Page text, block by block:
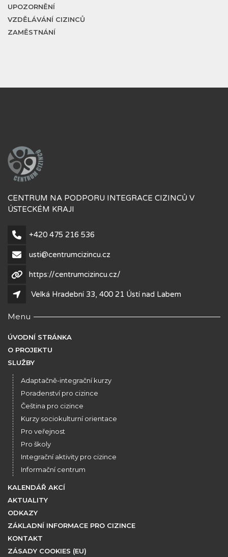
UPOZORNĚNÍ
VZDĚLÁVÁNÍ CIZINCŮ
ZAMĚSTNÁNÍ
CENTRUM NA PODPORU INTEGRACE CIZINCŮ V
ÚSTECKÉM KRAJI
+420 475 216 536
usti@centrumcizincu.cz
https://centrumcizincu.cz/
Velká Hradební 33, 400 21 Ústí nad Labem
Menu
ÚVODNÍ STRÁNKA
O PROJEKTU
SLUŽBY
Adaptačně-integrační kurzy
Poradenství pro cizince
Čeština pro cizince
Kurzy sociokulturní orientace
Pro veřejnost
Pro školy
Integrační aktivity pro cizince
Informační centrum
KALENDÁŘ AKCÍ
AKTUALITY
ODKAZY
ZÁKLADNÍ INFORMACE PRO CIZINCE
KONTAKT
ZÁSADY COOKIES (EU)